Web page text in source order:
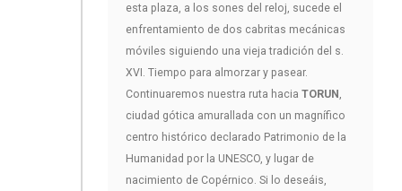
esta plaza, a los sones del reloj, sucede el
enfrentamiento de dos cabritas mecánicas
móviles siguiendo una vieja tradición del s.
XVI. Tiempo para almorzar y pasear.
Continuaremos nuestra ruta hacia TORUN
ciudad gótica amurallada con un magnífico
centro histórico declarado Patrimonio de la
Humanidad por la UNESCO, y lugar de
nacimiento de Copérnico. Si lo deseáis,